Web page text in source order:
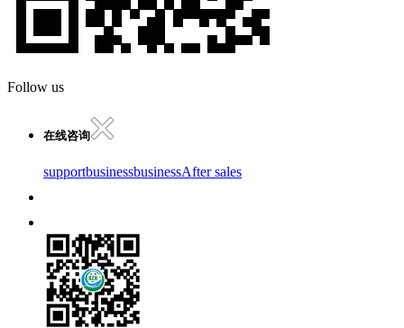
Follow us
在线咨询
supportbusinessbusinessAfter sales